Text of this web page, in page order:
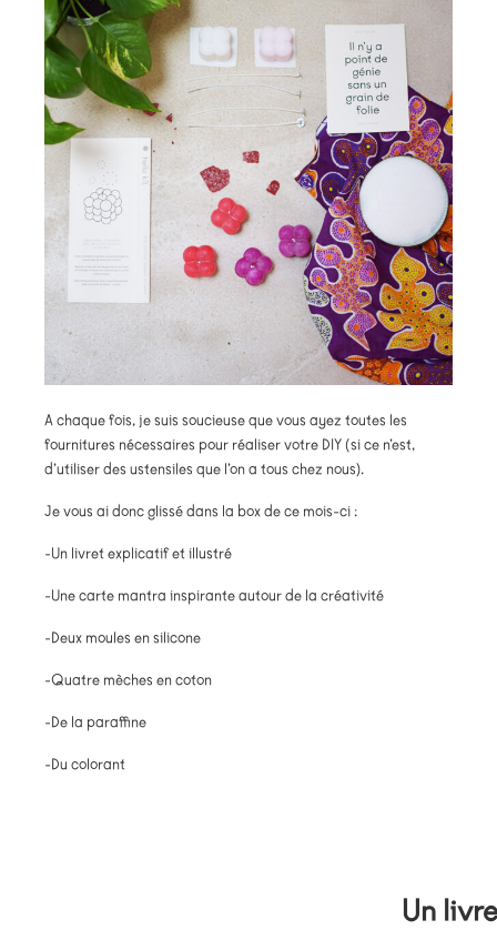
A chaque fois, je suis soucieuse que vous ayez toutes les
fournitures nécessaires pour réaliser votre DIY (si ce n’est,
d’utiliser des ustensiles que l’on a tous chez nous).
Je vous ai donc glissé dans la box de ce mois-ci :
-Un livret explicatif et illustré
-Une carte mantra inspirante autour de la créativité
-Deux moules en silicone
-Quatre mèches en coton
-De la paraffine
-Du colorant
Un